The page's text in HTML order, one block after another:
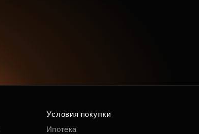
Условия покупки
Ипотека